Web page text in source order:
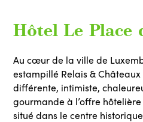
Hôtel Le Place
Au cœur de la ville de
estampillé Relais &
différente, intimiste,
gourmande à l’offre
situé dans le centre